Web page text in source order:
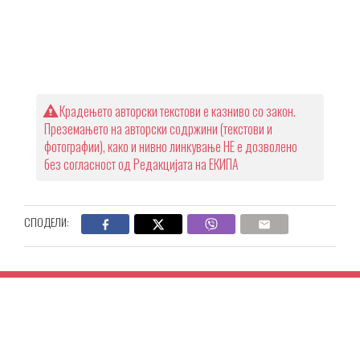
Крадењето авторски текстови е казниво со закон.
Преземањето на авторски содржини (текстови и
фотографии), како и нивно линкување НЕ е дозволено
без согласност од Редакцијата на ЕКИПА
СПОДЕЛИ: